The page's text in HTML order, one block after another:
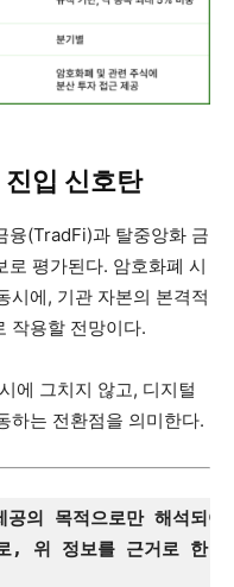
진입 신호탄
융(TradFi)과 탈중앙화 금
평가된다. 암호화폐 시
시에, 기관 자본의 본격적
작용할 전망이다.
에 그치지 않고, 디지털
하는 전환점을 의미한다.
의 목적으로만 해석되어
, 위 정보를 근거로 한